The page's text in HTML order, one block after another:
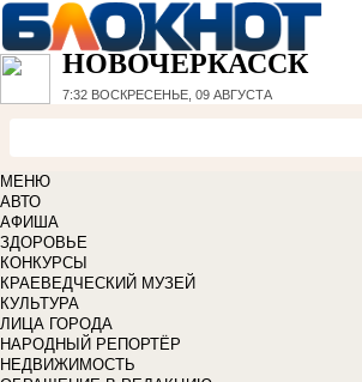
НОВОЧЕРКАССК
7:32 ВОСКРЕСЕНЬЕ, 09 АВГУСТА
МЕНЮ
АВТО
АФИША
ЗДОРОВЬЕ
КОНКУРСЫ
КРАЕВЕДЧЕСКИЙ МУЗЕЙ
КУЛЬТУРА
ЛИЦА ГОРОДА
НАРОДНЫЙ РЕПОРТЁР
НЕДВИЖИМОСТЬ